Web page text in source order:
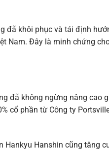
đã khôi phục và tái định
Nam. Đây là minh chứng
đã không ngừng nâng cao
cổ phần từ Công ty
Hankyu Hanshin cũng tăng